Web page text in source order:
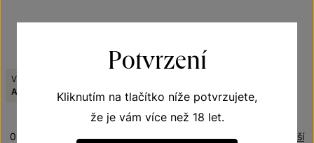
Viniční trať:
Achtele
Frizzante
Nejdražší
Řazení:
0 produktů
Potvrzení
Kliknutím na tlačítko níže potvrzujete,
že je vám více než 18 let.